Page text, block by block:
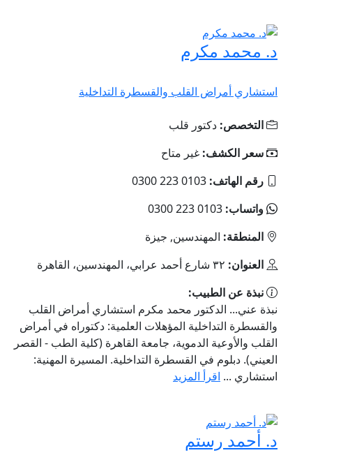
د. محمد مكرم
استشاري أمراض القلب والقسطرة التداخلية
التخصص: دكتور قلب
سعر الكشف: غير متاح
رقم الهاتف: 0103 223 0300
واتساب: 0103 223 0300
المنطقة: المهندسين, جيزة
العنوان: ٣٢ شارع أحمد عرابي، المهندسين، القاهرة
نبذة عن الطبيب:
نبذة عني... الدكتور محمد مكرم استشاري أمراض القلب
والقسطرة التداخلية المؤهلات العلمية: دكتوراه في أمراض
القلب والأوعية الدموية، جامعة القاهرة (كلية الطب - القصر
العيني). دبلوم في القسطرة التداخلية. المسيرة المهنية:
استشاري ... اقرأ المزيد
د. أحمد رستم